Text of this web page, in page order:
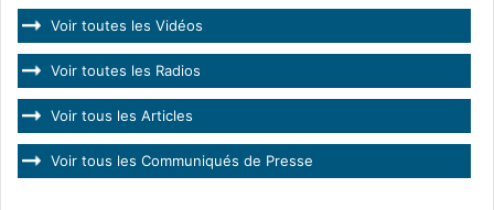
Voir toutes les Vidéos
Voir toutes les Radios
Voir tous les Articles
Voir tous les Communiqués de Presse